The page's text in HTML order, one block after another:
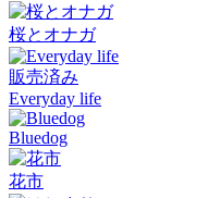
桜とオナガ
販売済み
Everyday life
Bluedog
花市